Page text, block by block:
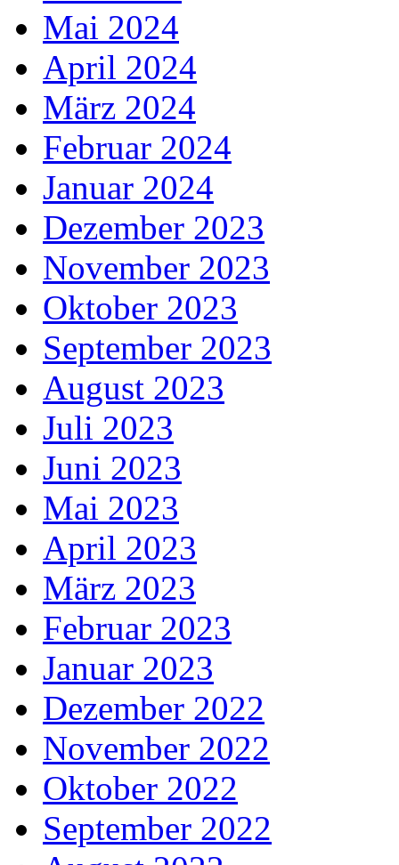
Mai 2024
April 2024
März 2024
Februar 2024
Januar 2024
Dezember 2023
November 2023
Oktober 2023
September 2023
August 2023
Juli 2023
Juni 2023
Mai 2023
April 2023
März 2023
Februar 2023
Januar 2023
Dezember 2022
November 2022
Oktober 2022
September 2022